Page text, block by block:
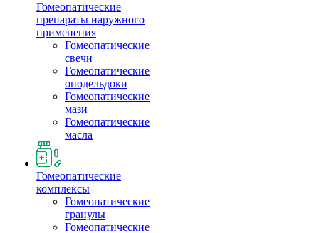
Гомеопатические
препараты наружного
применения
Гомеопатические
свечи
Гомеопатические
оподельдоки
Гомеопатические
мази
Гомеопатические
масла
Гомеопатические
комплексы
Гомеопатические
гранулы
Гомеопатические